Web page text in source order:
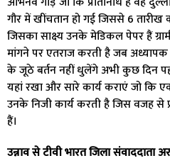
गौर में खींचतान हो गई जिससे 6 तारीख
जिसका साक्ष्य उनके मेडिकल पेपर हैं
मांगने पर एतराज करती है जब
के जूठे बर्तन नहीं धुलेंगे अभी कुछ दिन
यहां रखा और सारे कार्य कराएं जो कि
उनके निजी कार्य करती है जिस वजह से
हैं।
उन्नाव से टीवी भारत जिला संवाददाता